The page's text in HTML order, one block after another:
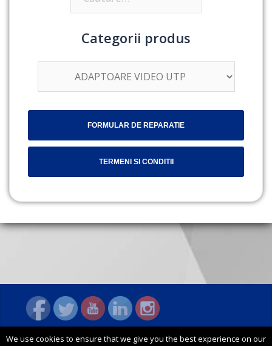
Categorii produs
FORMULAR DE REPARATIE
TERMENI SI CONDITII
© 2026 General Security
We use cookies to ensure that we give you the best experience on our